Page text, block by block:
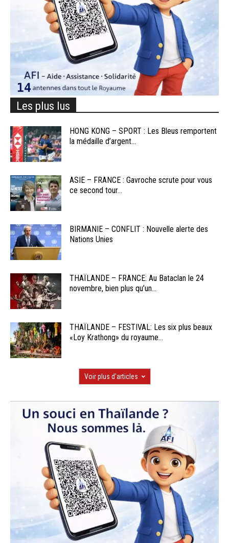
Les plus lus
HONG KONG – SPORT : Les Bleus remportent
la médaille d’argent...
ASIE – FRANCE : Gavroche scrute pour vous
ce second tour...
BIRMANIE – CONFLIT : Nouvelle alerte des
Nations Unies
THAÏLANDE – FRANCE: Au Bataclan le 24
novembre, bien plus qu’un...
THAÏLANDE – FESTIVAL: Les six plus beaux
«Loy Krathong» du royaume...
Voir plus d'articles